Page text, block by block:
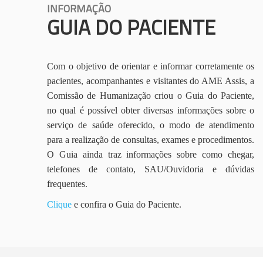
INFORMAÇÃO
GUIA DO PACIENTE
Com o objetivo de orientar e informar corretamente os
pacientes, acompanhantes e visitantes do AME Assis, a
Comissão de Humanização criou o Guia do Paciente,
no qual é possível obter diversas informações sobre o
serviço de saúde oferecido, o modo de atendimento
para a realização de consultas, exames e procedimentos.
O Guia ainda traz informações sobre como chegar,
telefones de contato, SAU/Ouvidoria e dúvidas
frequentes.
Clique e confira o Guia do Paciente.